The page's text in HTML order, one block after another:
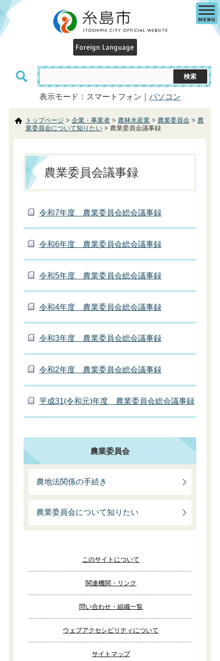
表示モード：スマートフォン｜ パソコン
トップページ > 企業・事業者> 農林水産業> 農業委員会 > 農
業委員会について知りたい> 農業委員会議事録
農業委員会議事録
令和7年度 農業委員会総会議事録
令和6年度 農業委員会総会議事録
令和5年度 農業委員会総会議事録
令和4年度 農業委員会総会議事録
令和3年度 農業委員会総会議事録
令和2年度 農業委員会総会議事録
平成31(令和元)年度 農業委員会総会議事録
農業委員会
農地法関係の手続き
農業委員会について知りたい
このサイトについて
関連機関・リンク
問い合わせ・組織一覧
ウェブアクセシビリティについて
サイトマップ